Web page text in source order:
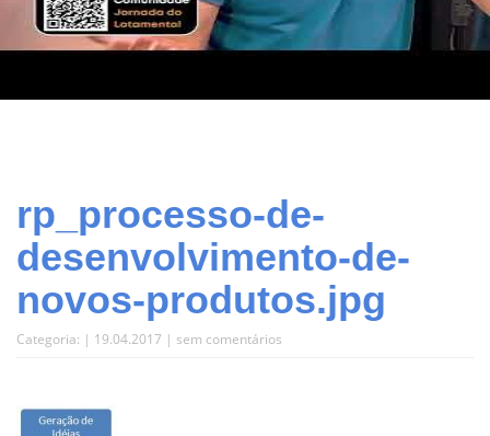
rp_processo-de-
desenvolvimento-de-
novos-produtos.jpg
Categoria: | 19.04.2017 | sem comentários